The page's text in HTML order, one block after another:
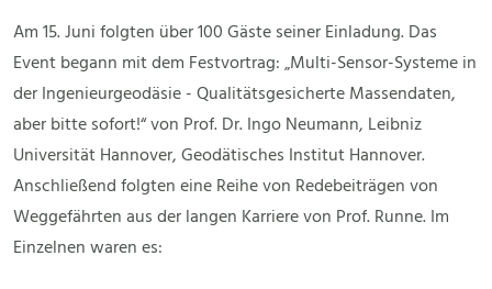
Am 15. Juni folgten über 100 Gäste seiner Einladung. Das
Event begann mit dem Festvortrag: „Multi-Sensor-Systeme in
der Ingenieurgeodäsie - Qualitätsgesicherte Massendaten,
aber bitte sofort!“ von Prof. Dr. Ingo Neumann, Leibniz
Universität Hannover, Geodätisches Institut Hannover.
Anschließend folgten eine Reihe von Redebeiträgen von
Weggefährten aus der langen Karriere von Prof. Runne. Im
Einzelnen waren es: